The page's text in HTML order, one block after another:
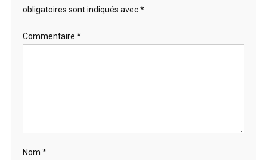
obligatoires sont indiqués avec*
Commentaire *
Nom *